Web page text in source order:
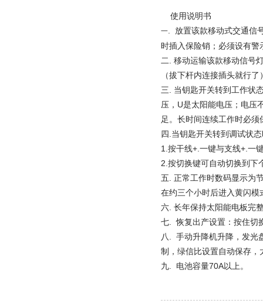
使用说明书
一 . 放置该款移动式交通信
时插入保险销；必须设有警
二. 移动运输该款移动信号
（拔下杆内连接插头就行了
三. 当钥匙开关转到工作状
压，U是太阳能电压；电压
足。长时间连续工作时必
四. 当钥匙开关转到调试状
1.按干线+.一键与支线+.一
2. 按切换键可自动切换到下
五. 正常工作时数码显示为
在约三个小时后进入黄闪模
六. 长年保持太阳能电板完
七. 恢复出产设置：按住切
八. 手动升降机升降，发光
制，绿信比设置自动保存
九. 电池容量70A以上。